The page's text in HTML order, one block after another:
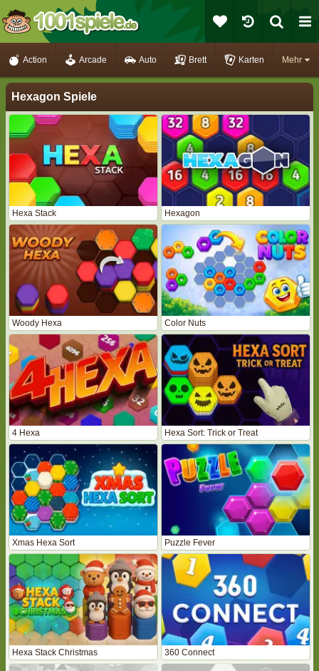
Mehr
Action Arcade Auto Brett Karten
Hexagon Spiele
Hexa Stack Hexagon
Woody Hexa Color Nuts
4 Hexa Hexa Sort: Trick or Treat
Xmas Hexa Sort Puzzle Fever
Hexa Stack Christmas 360 Connect